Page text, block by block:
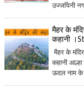
उज्जयिनी
मैहर के
कहानी
मैहर के
कहानी
ऊदल नाम के